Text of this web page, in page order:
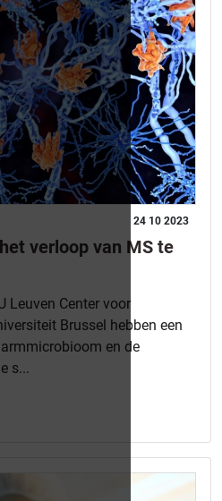
24 10 2023
verloop van MS te
Leuven Center voor
Brussel hebben een
en de
s...